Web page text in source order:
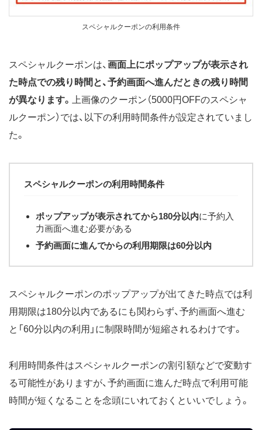
スペシャルクーポンの利用条件
スペシャルクーポンは、 画面上にポップアップが表示され
た時点での残り時間と、予約画面へ進んだときの残り時間
が異なります。
上画像のクーポン（5000円OFFのスペシャ
ルクーポン）では、以下の利用時間条件が設定されていまし
た。
スペシャルクーポンの利用時間条件
ポップアップが表示されてから180分以内に予約入
力画面へ進む必要がある
予約画面に進んでからの利用期限は60分以内
スペシャルクーポンのポップアップが出てきた時点では利
用期限は180分以内であるにも関わらず、予約画面へ進む
と「60分以内の利用」に制限時間が短縮されるわけです。
利用時間条件はスペシャルクーポンの割引額などで変動す
る可能性がありますが、予約画面に進んだ時点で利用可能
時間が短くなることを念頭にいれておくといいでしょう。